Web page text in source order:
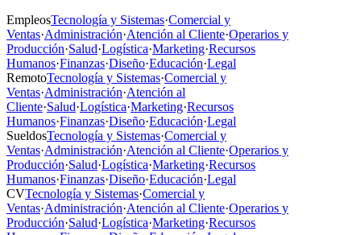
EmpleosTecnología y Sistemas·Comercial y
Ventas·Administración·Atención al Cliente·Operarios y
Producción·Salud·Logística·Marketing·Recursos
Humanos·Finanzas·Diseño·Educación·Legal
RemotoTecnología y Sistemas·Comercial y
Ventas·Administración·Atención al
Cliente·Salud·Logística·Marketing·Recursos
Humanos·Finanzas·Diseño·Educación·Legal
SueldosTecnología y Sistemas·Comercial y
Ventas·Administración·Atención al Cliente·Operarios y
Producción·Salud·Logística·Marketing·Recursos
Humanos·Finanzas·Diseño·Educación·Legal
CVTecnología y Sistemas·Comercial y
Ventas·Administración·Atención al Cliente·Operarios y
Producción·Salud·Logística·Marketing·Recursos